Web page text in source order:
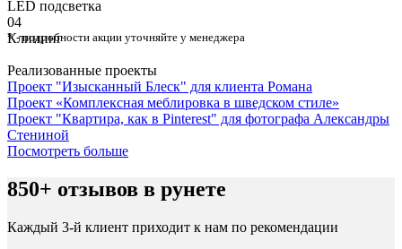
⁠LED подсветка
04
Клининг
* - подробности акции уточняйте у менеджера
Реализованные проекты
Проект "Изысканный Блеск" для клиента Романа
Проект «Комплексная меблировка в шведском стиле»
Проект "Квартира, как в Pinterest" для фотографа Александры
Стениной
Посмотреть больше
850+ отзывов в рунете
Каждый 3-й клиент приходит к нам по рекомендации